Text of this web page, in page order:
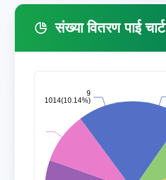
संख्या वितरण पाई चार्ट